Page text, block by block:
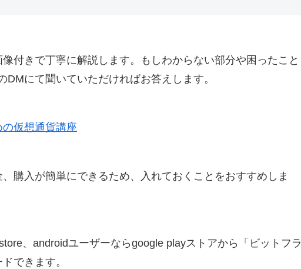
付きで丁寧に解説します。もしわからない部分や困ったこと
にて聞いていただければお答えします。
仮想通貨講座
購入が簡単にできるため、入れておくことをおすすめしま
、androidユーザーならgoogle playストアから「ビットフラ
できます。